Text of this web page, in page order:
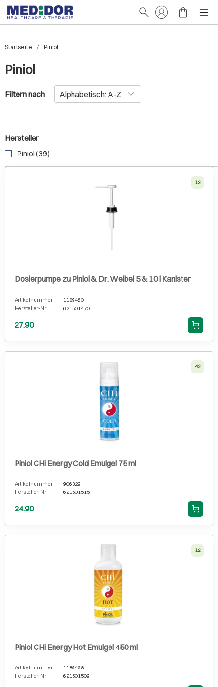
Startseite Piniol
Piniol
Filtern nach
Hersteller
Piniol (39)
13
Dosierpumpe zu Piniol & Dr. Weibel 5 & 10 l Kanister
Artikelnummer
1189460
Hersteller-Nr.
621501470
27.90
42
Piniol CHi Energy Cold Emulgel 75 ml
Artikelnummer
906829
Hersteller-Nr.
621501515
24.90
12
Piniol CHi Energy Hot Emulgel 450 ml
Artikelnummer
1189468
Hersteller-Nr.
621501509